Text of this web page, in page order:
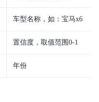
车型名称，如：宝马x6
置信度，取值范围 0-1
年份